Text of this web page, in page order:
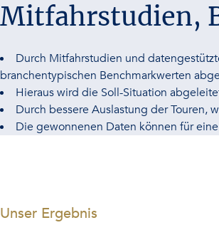
Mitfahrstudien,
Durch Mitfahrstudien und
branchentypischen Benchmarkwerten
Hieraus wird die Soll-Situation
Durch bessere Auslastung der Touren,
Die gewonnenen Daten können für
Unser Ergebnis